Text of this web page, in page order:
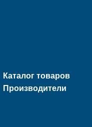
Каталог товаров
Производители